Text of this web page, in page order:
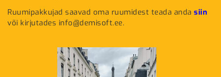
Ruumipakkujad saavad oma ruumidest teada anda siin
või kirjutades info@demisoft.ee.